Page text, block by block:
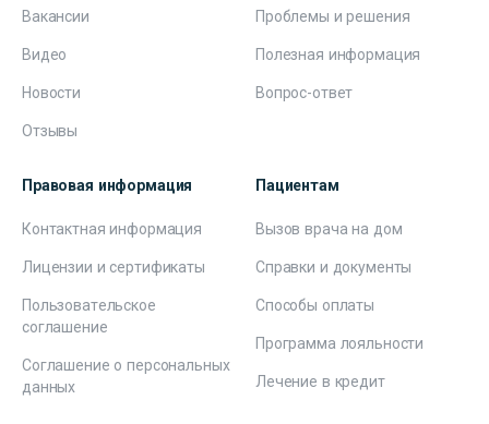
Вакансии
Видео
Новости
Отзывы
Проблемы и решения
Полезная информация
Вопрос-ответ
Правовая информация
Контактная информация
Лицензии и сертификаты
Пользовательское
соглашение
Соглашение о персональных
данных
Пациентам
Вызов врача на дом
Справки и документы
Способы оплаты
Программа лояльности
Лечение в кредит